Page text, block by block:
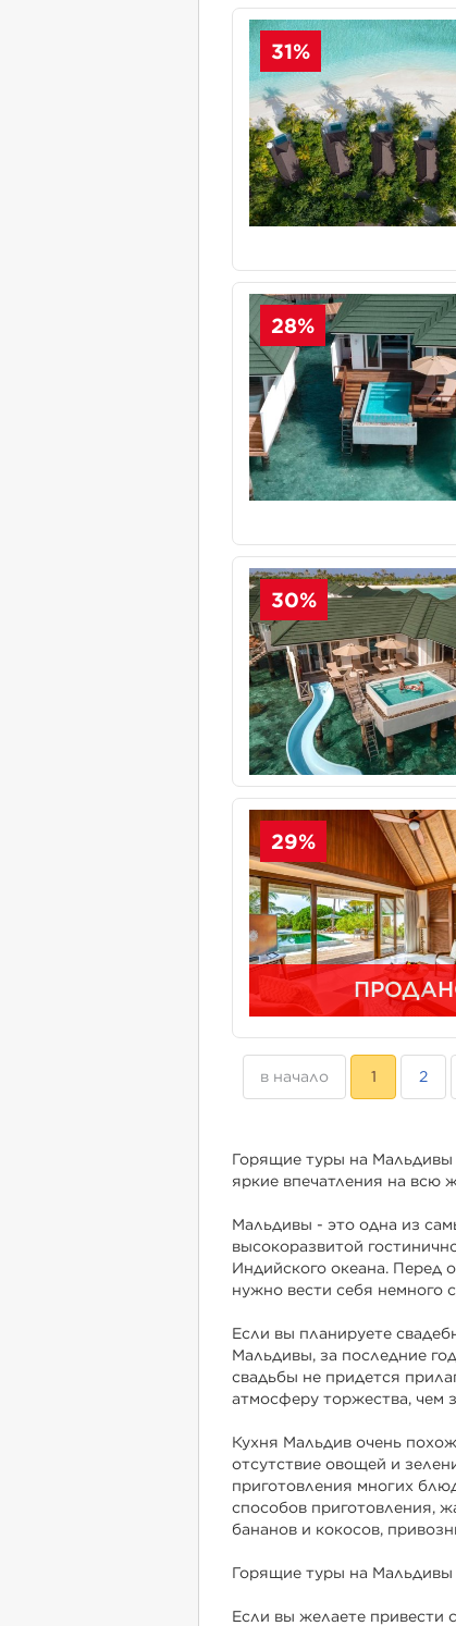
31%
28%
30%
29%
в начало 1 2
Горящие туры на Мальдивы
яркие впечатления на всю
Мальдивы - это одна из
высокоразвитой
Индийского океана. Перед
нужно вести себя немного
Если вы планируете
Мальдивы, за последние
свадьбы не придется
атмосферу торжества, чем
Кухня Мальдив очень
отсутствие овощей и
приготовления многих
способов приготовления,
бананов и кокосов,
Горящие туры на Мальдивы
Если вы желаете привести